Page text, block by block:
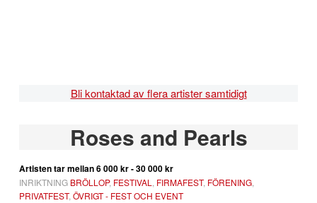
Bli kontaktad av flera artister samtidigt
PrimärtRoses and Pearls
Artisten tar mellan6 000 kr - 30 000 kr
INRIKTNING BRÖLLOP, FESTIVAL, FIRMAFEST, FÖRENING,
PRIVATFEST,ÖVRIGT - FEST OCH EVENT